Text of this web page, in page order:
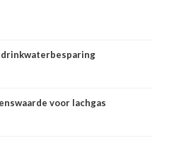
voor lachgas